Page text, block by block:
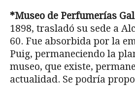
*Museo de Perfumerías Gal
1898, trasladó su sede a
60. Fue absorbida por la
Puig, permaneciendo la
museo, que existe,
actualidad. Se podría